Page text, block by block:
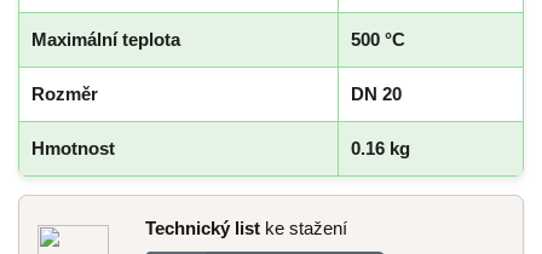
Maximální teplota 500 °C
Rozměr DN 20
Hmotnost 0.16 kg
Technický list ke stažení